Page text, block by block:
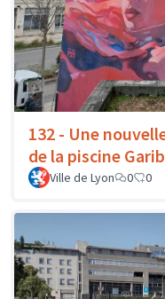
132 - Une
de la piscine
Ville de Lyon 0 0